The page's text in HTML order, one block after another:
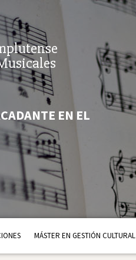
EN EL
MÁSTER EN GESTIÓN CULTURAL